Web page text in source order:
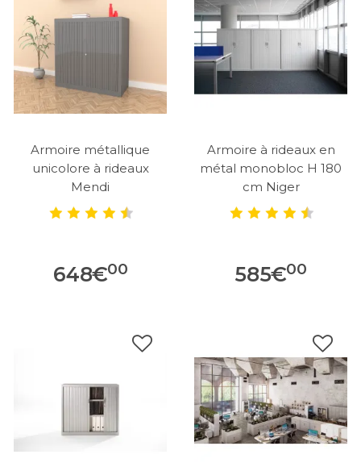
Armoire métallique
unicolore à rideaux
Mendi
648€00
Armoire à rideaux en
métal monobloc H 180
cm Niger
585€00